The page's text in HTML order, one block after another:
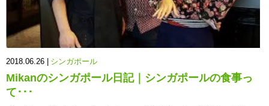
2018.06.26 | シンガポール
Mikanのシンガポール日記｜シンガポールの食事っ
て･･･